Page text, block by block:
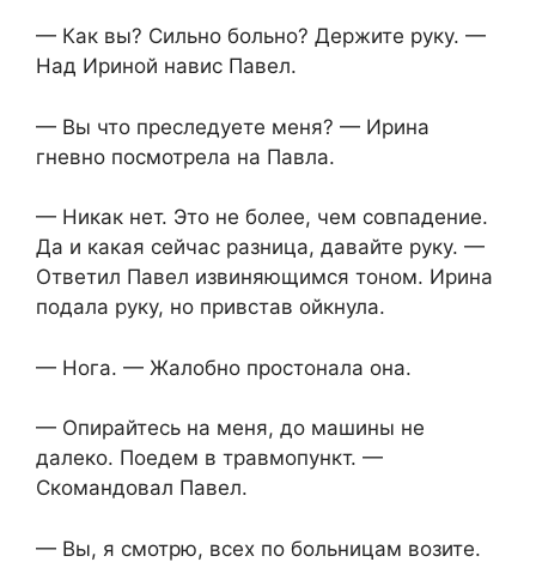
— Как вы? Сильно больно? Держите руку. —
Над Ириной навис Павел.
— Вы что преследуете меня? — Ирина
гневно посмотрела на Павла.
— Никак нет. Это не более, чем совпадение.
Да и какая сейчас разница, давайте руку. —
Ответил Павел извиняющимся тоном. Ирина
подала руку, но привстав ойкнула.
— Нога. — Жалобно простонала она.
— Опирайтесь на меня, до машины не
далеко. Поедем в травмопункт. —
Скомандовал Павел.
— Вы, я смотрю, всех по больницам возите.